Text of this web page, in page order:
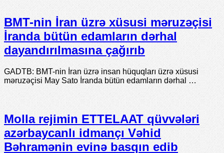
BMT-nin İran üzrə xüsusi məruzəçisi
İranda bütün edamların dərhal
dayandırılmasına çağırıb
GADTB: BMT-nin İran üzrə insan hüquqları üzrə xüsusi
məruzəçisi May Sato İranda bütün edamların dərhal …
Molla rejimin ETTELAAT qüvvələri
azərbaycanlı idmançı Vəhid
Bəhramənin evinə basqın edib